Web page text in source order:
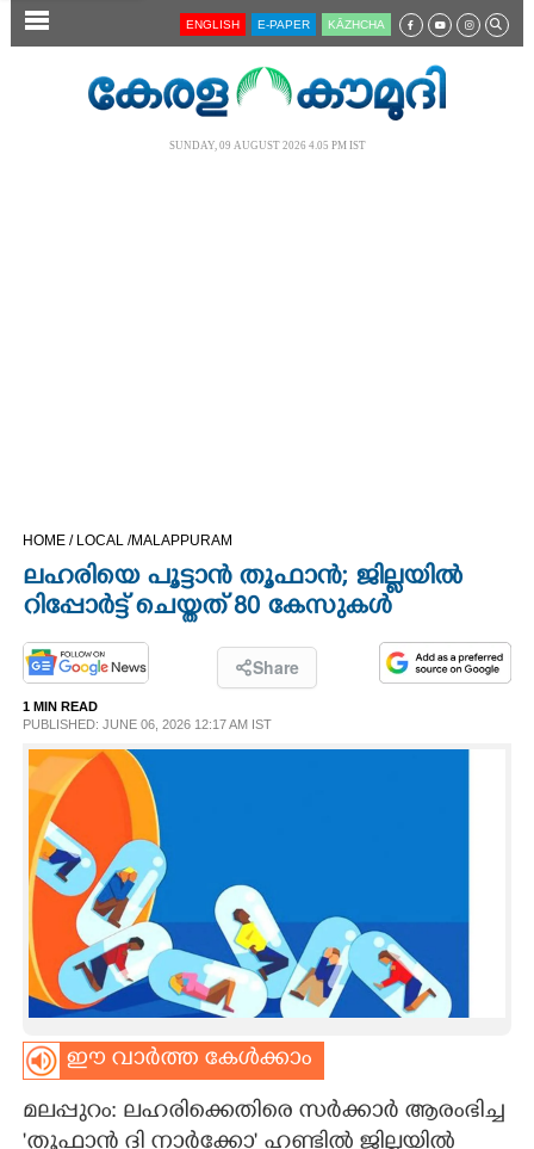
SECTIONS
LIFESTYLE
SPIRITUAL
INFO+
ART
ASTRO
CARTOONS
ENGLISH E-PAPER KĀZHCHA
SUNDAY, 09 AUGUST 2026 4.05 PM IST
HOME / LOCAL /MALAPPURAM
ലഹരിയെ പൂട്ടാൻ തൂഫാൻ; ജില്ലയിൽ
റിപ്പോർട്ട് ചെയ്തത് 80 കേസുകൾ
Share
1 MIN READ
PUBLISHED: JUNE 06, 2026 12:17 AM IST
ഈ വാർത്ത കേൾക്കാം
മലപ്പുറം: ലഹരിക്കെതിരെ സർക്കാർ ആരംഭിച്ച